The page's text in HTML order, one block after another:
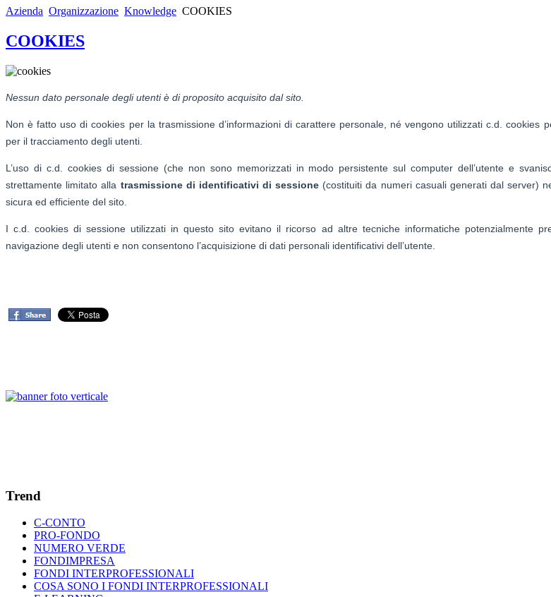
Azienda Organizzazione Knowledge COOKIES
COOKIES
Nessun dato personale degli utenti è di proposito acquisito dal sito.
Non è fatto uso di cookies per la trasmissione d’informazioni di carattere personale, né vengono utilizzati c.d. cookies
per il tracciamento degli utenti.
L’uso di c.d. cookies di sessione (che non sono memorizzati in modo persistente sul computer dell’utente e
strettamente limitato alla trasmissione di identificativi di sessione (costituiti da numeri casuali generati dal server)
sicura ed efficiente del sito.
I c.d. cookies di sessione utilizzati in questo sito evitano il ricorso ad altre tecniche informatiche potenzialmente
navigazione degli utenti e non consentono l’acquisizione di dati personali identificativi dell’utente.
Trend
C-CONTO
PRO-FONDO
NUMERO VERDE
FONDIMPRESA
FONDI INTERPROFESSIONALI
COSA SONO I FONDI INTERPROFESSIONALI